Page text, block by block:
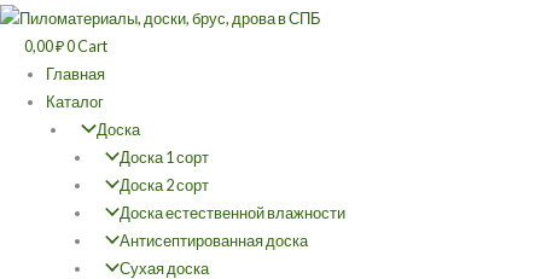
0,00₽0Cart
Главная
Каталог
Доска
Доска 1 сорт
Доска 2 сорт
Доска естественной влажности
Антисептированная доска
Сухая доска